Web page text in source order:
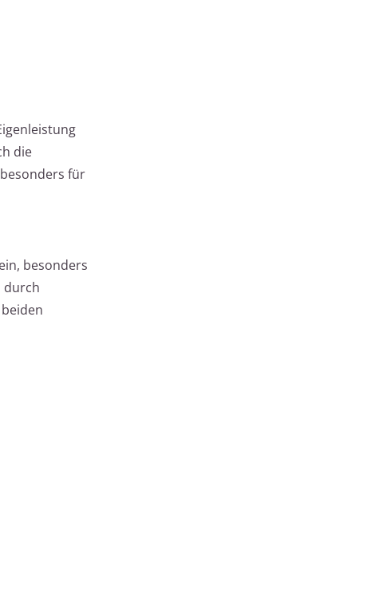
die
für
besonders
durch